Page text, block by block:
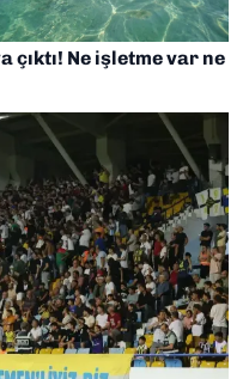
çıktı! Ne işletme var ne